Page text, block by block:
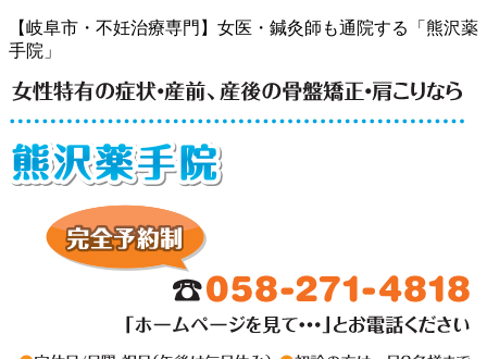
【岐阜市・不妊治療専門】女医・鍼灸師も通院する「熊沢薬
手院」